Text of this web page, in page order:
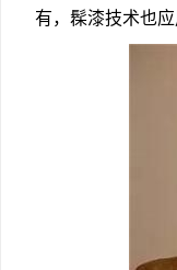
有，髹漆技术也应